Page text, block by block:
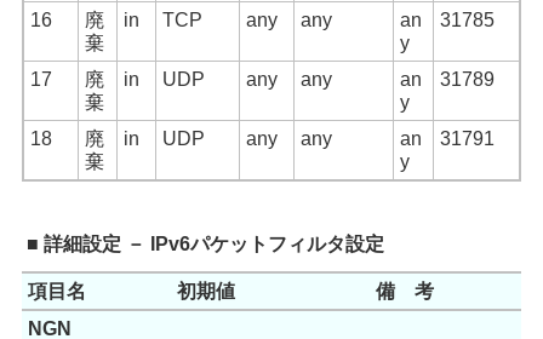
16
廃
棄
in TCP any any
an
y
31785
17
廃
棄
in UDP any any
an
y
31789
18
廃
棄
in UDP any any
an
y
31791
■ 詳細設定 － IPv6パケットフィルタ設定
項目名 初期値
備 考
NGN